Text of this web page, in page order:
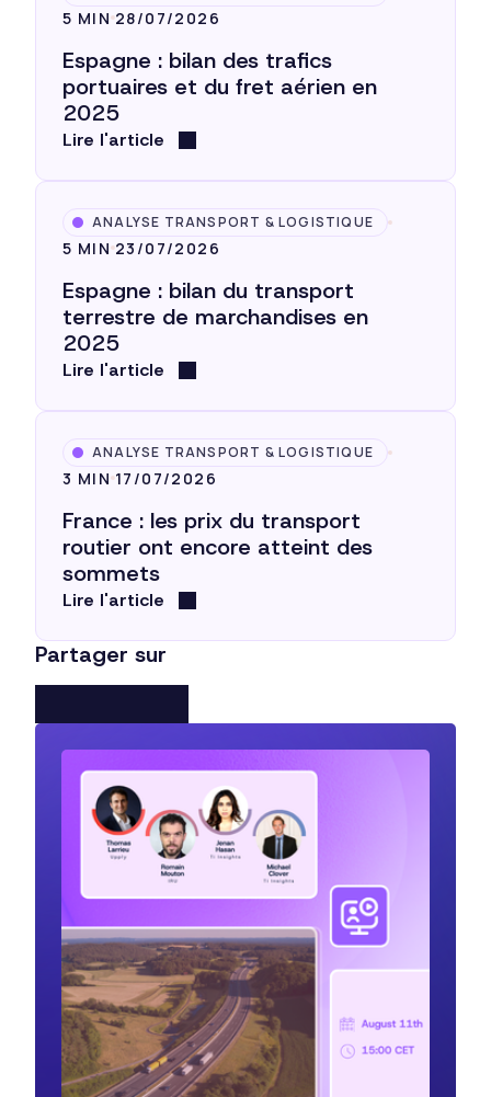
5 MIN 28/07/2026
Espagne : bilan des trafics
portuaires et du fret aérien en
2025
Lire l'article
ANALYSE TRANSPORT & LOGISTIQUE
5 MIN 23/07/2026
Espagne : bilan du transport
terrestre de marchandises en
2025
Lire l'article
ANALYSE TRANSPORT & LOGISTIQUE
3 MIN 17/07/2026
France : les prix du transport
routier ont encore atteint des
sommets
Lire l'article
Partager sur